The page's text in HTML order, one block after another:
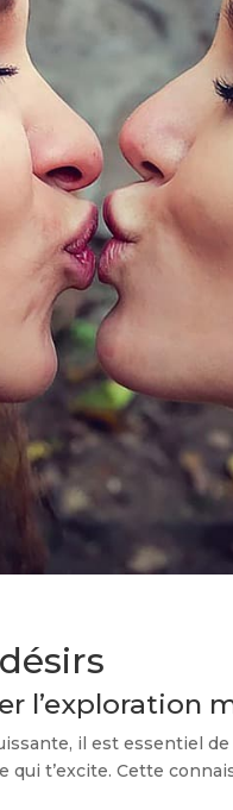
l’exploration
il est essentiel
t’excite. Cette